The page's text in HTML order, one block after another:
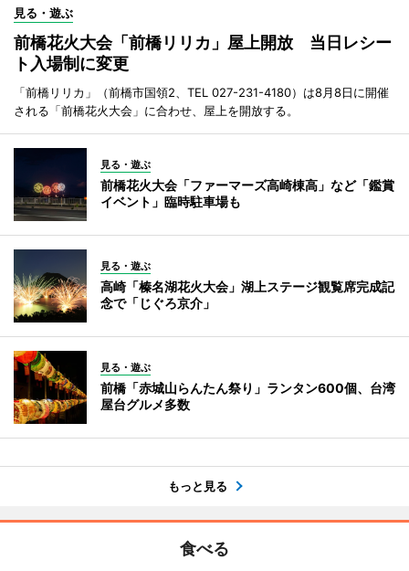
見る・遊ぶ
前橋花火大会「前橋リリカ」屋上開放 当日レシー
ト入場制に変更
「前橋リリカ」（前橋市国領2、TEL 027-231-4180）は8月8日に開催
される「前橋花火大会」に合わせ、屋上を開放する。
見る・遊ぶ
前橋花火大会「ファーマーズ高崎棟高」など「鑑賞
イベント」臨時駐車場も
見る・遊ぶ
高崎「榛名湖花火大会」湖上ステージ観覧席完成記
念で「じぐろ京介」
見る・遊ぶ
前橋「赤城山らんたん祭り」ランタン600個、台湾
屋台グルメ多数
もっと見る
食べる